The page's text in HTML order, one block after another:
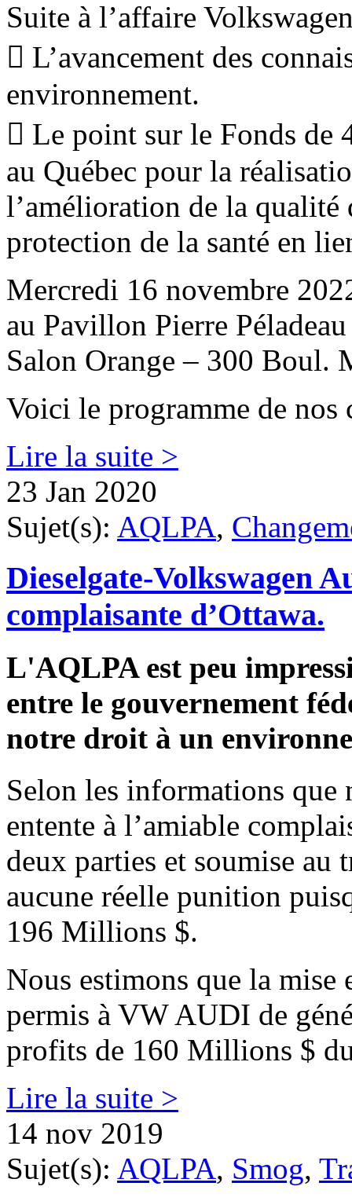
Suite à l’affaire
 L’avancement des
environnement.
 Le point sur le Fonds de
au Québec pour la
l’amélioration de la
protection de la santé en
Mercredi 16 novembre
au Pavillon Pierre
Salon Orange – 300 Boul.
Voici le programme de nos
Lire la suite >
23 Jan 2020
Sujet(s): AQLPA,
Dieselgate-Volkswagen
complaisante d’Ottawa.
L'AQLPA est peu
entre le gouvernement
notre droit à un
Selon les informations que
entente à l’amiable
deux parties et soumise au
aucune réelle punition
196 Millions $.
Nous estimons que la
permis à VW AUDI de
profits de 160 Millions $
Lire la suite >
14 nov 2019
Sujet(s): AQLPA, Smog,